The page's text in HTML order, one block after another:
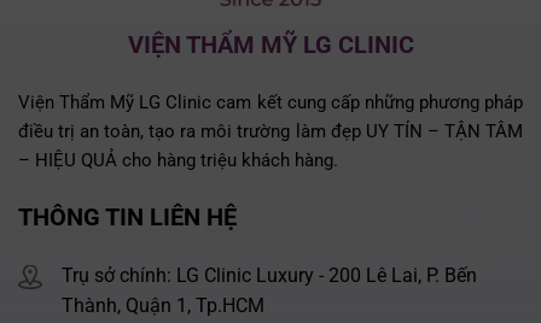
VIỆN THẨM MỸ LG CLINIC
Viện Thẩm Mỹ LG Clinic cam kết cung cấp những phương pháp
điều trị an toàn, tạo ra môi trường làm đẹp UY TÍN – TẬN TÂM
– HIỆU QUẢ cho hàng triệu khách hàng.
THÔNG TIN LIÊN HỆ
Trụ sở chính: LG Clinic Luxury - 200 Lê Lai, P. Bến
Thành, Quận 1, Tp.HCM